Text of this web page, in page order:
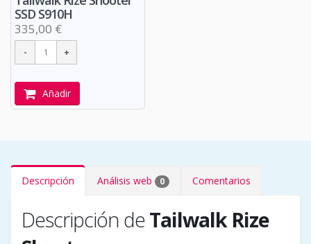
SSD S910H
335,00 €
Añadir
Descripción Análisis web 0 Comentarios
Descripción deTailwalk Rize